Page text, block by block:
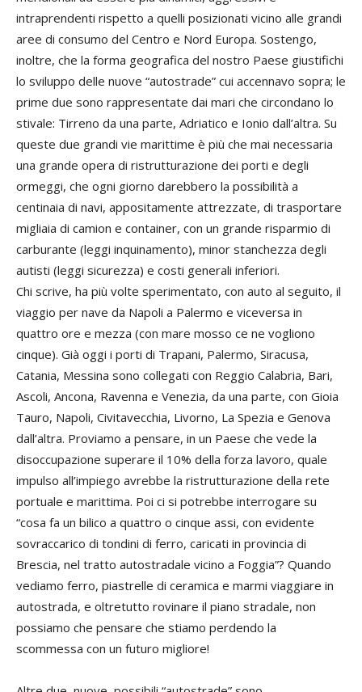
intraprendenti rispetto a quelli posizionati vicino alle grandi
aree di consumo del Centro e Nord Europa. Sostengo,
inoltre, che la forma geografica del nostro Paese giustifichi
lo sviluppo delle nuove “autostrade” cui accennavo sopra; le
prime due sono rappresentate dai mari che circondano lo
stivale: Tirreno da una parte, Adriatico e Ionio dall’altra. Su
queste due grandi vie marittime è più che mai necessaria
una grande opera di ristrutturazione dei porti e degli
ormeggi, che ogni giorno darebbero la possibilità a
centinaia di navi, appositamente attrezzate, di trasportare
migliaia di camion e container, con un grande risparmio di
carburante (leggi inquinamento), minor stanchezza degli
autisti (leggi sicurezza) e costi generali inferiori.
Chi scrive, ha più volte sperimentato, con auto al seguito, il
viaggio per nave da Napoli a Palermo e viceversa in
quattro ore e mezza (con mare mosso ce ne vogliono
cinque). Già oggi i porti di Trapani, Palermo, Siracusa,
Catania, Messina sono collegati con Reggio Calabria, Bari,
Ascoli, Ancona, Ravenna e Venezia, da una parte, con Gioia
Tauro, Napoli, Civitavecchia, Livorno, La Spezia e Genova
dall’altra. Proviamo a pensare, in un Paese che vede la
disoccupazione superare il 10% della forza lavoro, quale
impulso all’impiego avrebbe la ristrutturazione della rete
portuale e marittima. Poi ci si potrebbe interrogare su
“cosa fa un bilico a quattro o cinque assi, con evidente
sovraccarico di tondini di ferro, caricati in provincia di
Brescia, nel tratto autostradale vicino a Foggia”? Quando
vediamo ferro, piastrelle di ceramica e marmi viaggiare in
autostrada, e oltretutto rovinare il piano stradale, non
possiamo che pensare che stiamo perdendo la
scommessa con un futuro migliore!